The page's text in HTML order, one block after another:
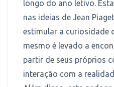
longo do ano letivo.
nas ideias de Jean
estimular a curiosidade
mesmo é levado a
partir de seus próprios
interação com a